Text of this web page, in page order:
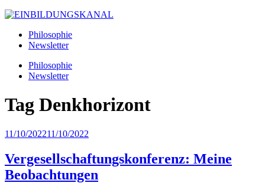
Philosophie
Newsletter
Philosophie
Newsletter
Tag Denkhorizont
11/10/202211/10/2022
Vergesellschaftungskonferenz: Meine
Beobachtungen